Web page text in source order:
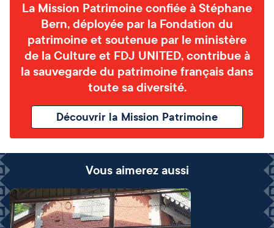
La Mission Patrimoine confiée à Stéphane
Bern, déployée par la Fondation du
patrimoine et soutenue par le ministère
de la Culture et FDJ UNITED, contribue à
la sauvegarde du patrimoine français dans
toute sa diversité.
Découvrir la Mission Patrimoine
Vous aimerez aussi